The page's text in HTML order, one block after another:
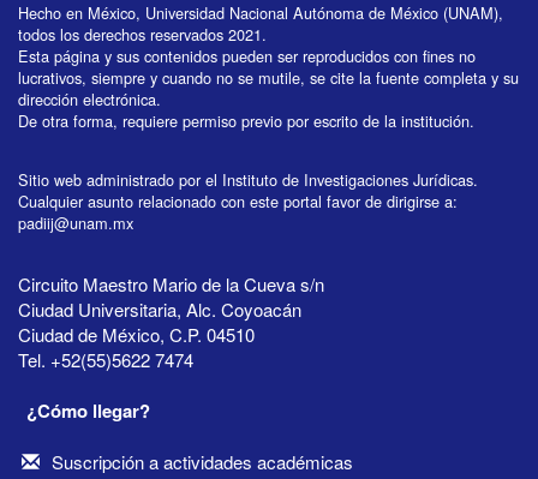
Hecho en México, Universidad Nacional Autónoma de México (UNAM),
todos los derechos reservados 2021.
Esta página y sus contenidos pueden ser reproducidos con fines no
lucrativos, siempre y cuando no se mutile, se cite la fuente completa y su
dirección electrónica.
De otra forma, requiere permiso previo por escrito de la institución.
Sitio web administrado por el Instituto de Investigaciones Jurídicas.
Cualquier asunto relacionado con este portal favor de dirigirse a:
padiij@unam.mx
Circuito Maestro Mario de la Cueva s/n
Ciudad Universitaria, Alc. Coyoacán
Ciudad de México, C.P. 04510
Tel. +52(55)5622 7474
¿Cómo llegar?
Suscripción a actividades académicas